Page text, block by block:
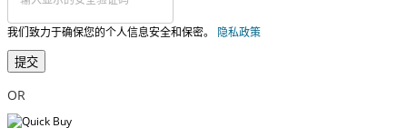
我们致力于确保您的个人信息安全和保密。 隐私政策
提交
OR